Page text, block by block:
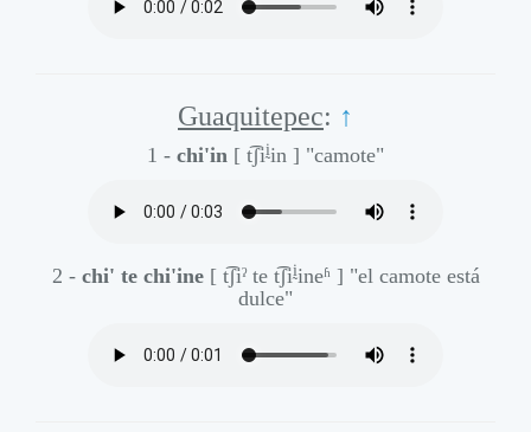
Guaquitepec: ↑
1 - chi'in [ t͡ʃiḭin ] "camote"
2 - chi' te chi'ine [ t͡ʃiˀ te t͡ʃiḭineʱ ] "el camote está
dulce"